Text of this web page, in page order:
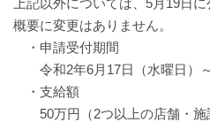
上記以外については、5月19日
概要に変更はありません。
・申請受付期間
令和2年6月17日（水曜日）
・支給額
50万円（2つ以上の店舗・